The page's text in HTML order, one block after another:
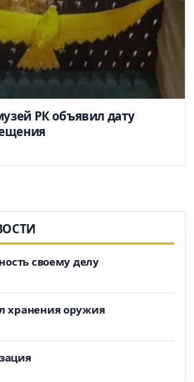
РК объявил дату
своему делу
хранения оружия